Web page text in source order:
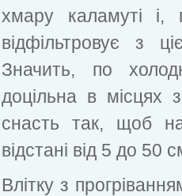
хмару каламуті і,
відфільтровує з
Значить, по
доцільна в місцях
снасть так, щоб
відстані від 5 до 50
Влітку з